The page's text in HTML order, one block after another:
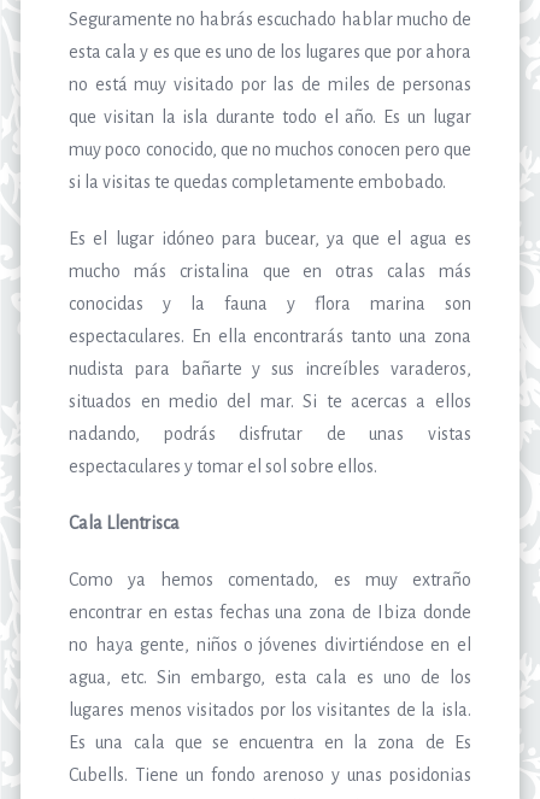
Seguramente no habrás escuchado hablar mucho de
esta cala y es que es uno de los lugares que por ahora
no está muy visitado por las de miles de personas
que visitan la isla durante todo el año. Es un lugar
muy poco conocido, que no muchos conocen pero que
si la visitas te quedas completamente embobado.
Es el lugar idóneo para bucear, ya que el agua es
mucho más cristalina que en otras calas más
conocidas y la fauna y flora marina son
espectaculares. En ella encontrarás tanto una zona
nudista para bañarte y sus increíbles varaderos,
situados en medio del mar. Si te acercas a ellos
nadando, podrás disfrutar de unas vistas
espectaculares y tomar el sol sobre ellos.
Cala Llentrisca
Como ya hemos comentado, es muy extraño
encontrar en estas fechas una zona de Ibiza donde
no haya gente, niños o jóvenes divirtiéndose en el
agua, etc. Sin embargo, esta cala es uno de los
lugares menos visitados por los visitantes de la isla.
Es una cala que se encuentra en la zona de Es
Cubells. Tiene un fondo arenoso y unas posidonias